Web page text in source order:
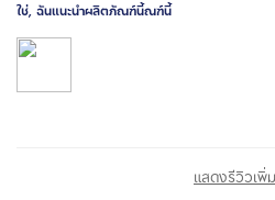
ใช่, ฉันแนะนำผลิตภัณฑ์นี้ณฑ์นี้
แสดงรีวิวเพิ่